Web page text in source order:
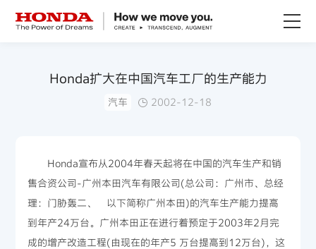
赛事运动
Honda扩大在中国汽车工厂的生产能力
汽车 2002-12-18
Honda宣布从2004年春天起将在中国的汽车生产和销
售合资公司-广州本田汽车有限公司(总公司：广州市、总经
理：门胁轰二、 以下简称广州本田)的汽车生产能力提高
到年产24万台。广州本田正在进行着预定于2003年2月完
成的增产改造工程(由现在的年产5 万台提高到12万台)，这